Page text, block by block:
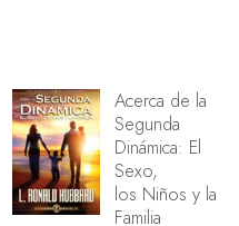
Acerca de la
Segunda
Dinámica: El
Sexo,
los Niños y la
Familia